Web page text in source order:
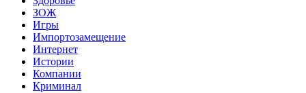
ЗОЖ
Игры
Импортозамещение
Интернет
Истории
Компании
Криминал